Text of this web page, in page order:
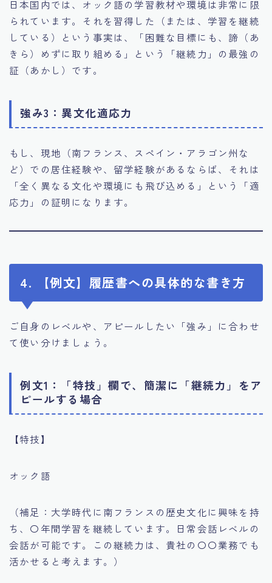
日本国内では、オック語の学習教材や環境は非常に限
られています。それを習得した（または、学習を継続
している）という事実は、「困難な目標にも、諦（あ
きら）めずに取り組める」という「継続力」の最強の
証（あかし）です。
強み3：異文化適応力
もし、現地（南フランス、スペイン・アラゴン州な
ど）での居住経験や、留学経験があるならば、それは
「全く異なる文化や環境にも飛び込める」という「適
応力」の証明になります。
4. 【例文】履歴書への具体的な書き方
ご自身のレベルや、アピールしたい「強み」に合わせ
て使い分けましょう。
例文1：「特技」欄で、簡潔に「継続力」をア
ピールする場合
【特技】
オック語
（補足：大学時代に南フランスの歴史文化に興味を持
ち、〇年間学習を継続しています。日常会話レベルの
会話が可能です。この継続力は、貴社の〇〇業務でも
活かせると考えます。）